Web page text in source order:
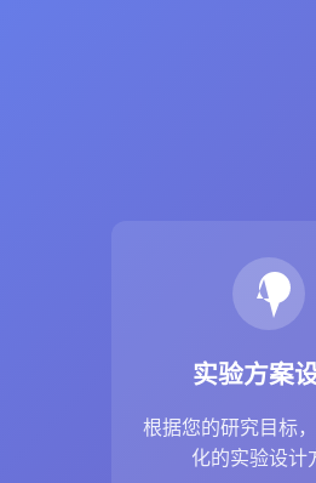
实验方案
根据您的研究目标
化的实验设计